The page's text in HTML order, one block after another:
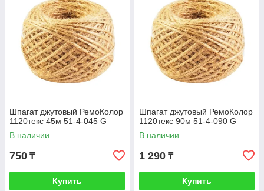
Шпагат джутовый РемоКолор
1120текс 45м 51-4-045 G
В наличии
750 ₸
Купить
Шпагат джутовый РемоКолор
1120текс 90м 51-4-090 G
В наличии
1 290 ₸
Купить